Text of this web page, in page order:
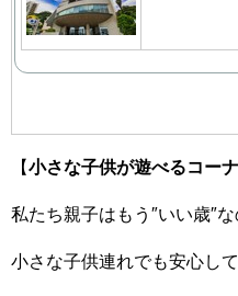
【小さな子供が遊べるコー
私たち親子はもう″いい歳″
小さな子供連れでも安心し